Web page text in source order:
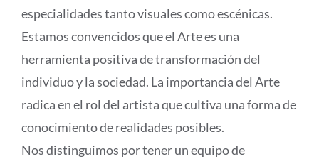
especialidades tanto visuales como escénicas.
Estamos convencidos que el Arte es una
herramienta positiva de transformación del
individuo y la sociedad. La importancia del Arte
radica en el rol del artista que cultiva una forma de
conocimiento de realidades posibles.
Nos distinguimos por tener un equipo de